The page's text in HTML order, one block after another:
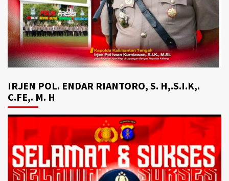
IRJEN POL. ENDAR RIANTORO, S. H,.S.I.K,.
C.FE,. M. H